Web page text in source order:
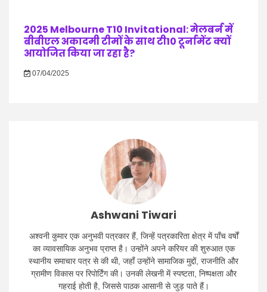
2025 Melbourne T10 Invitational: मेलबर्न में
बीबीएल अकादमी टीमों के साथ टी10 टूर्नामेंट क्यों
आयोजित किया जा रहा है?
07/04/2025
Ashwani Tiwari
अश्वनी कुमार एक अनुभवी पत्रकार हैं, जिन्हें पत्रकारिता क्षेत्र में पाँच वर्षों
का व्यावसायिक अनुभव प्राप्त है। उन्होंने अपने करियर की शुरुआत एक
स्थानीय समाचार पत्र से की थी, जहाँ उन्होंने सामाजिक मुद्दों, राजनीति और
ग्रामीण विकास पर रिपोर्टिंग की। उनकी लेखनी में स्पष्टता, निष्पक्षता और
गहराई होती है, जिससे पाठक आसानी से जुड़ पाते हैं।